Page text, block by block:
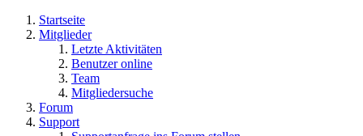
Startseite
Mitglieder
Letzte Aktivitäten
Benutzer online
Team
Mitgliedersuche
Forum
Support